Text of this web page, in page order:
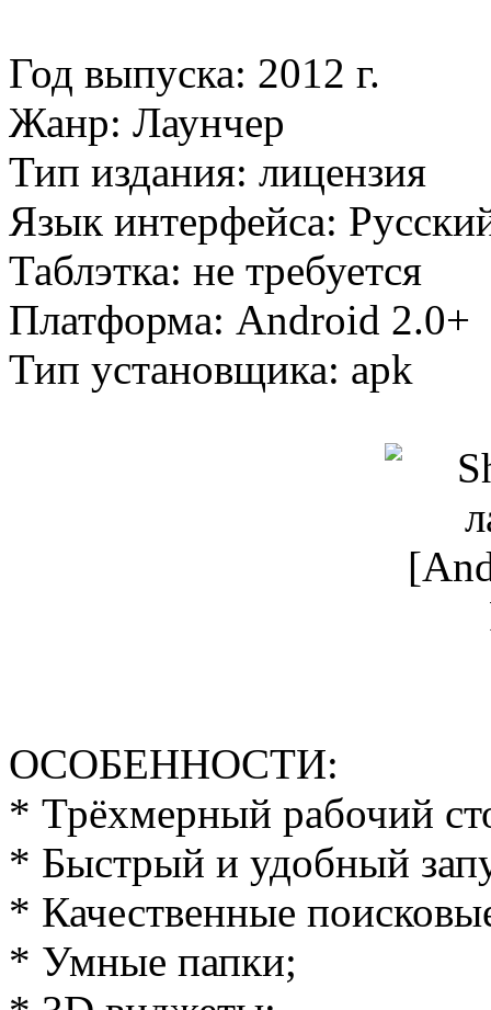
Год выпуска: 2012 г.
Жанр: Лаунчер
Тип издания: лицензия
Язык интерфейса:
Таблэтка: не требуется
Платформа: Android 2.0+
Тип установщика: apk
ОСОБЕННОСТИ:
* Трёхмерный рабочий
* Быстрый и удобный
* Качественные
* Умные папки;